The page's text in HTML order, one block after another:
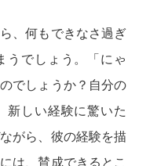
、何もできなさ過ぎ
うでしょう。「にゃ
でしょうか？自分の
新しい経験に驚いた
がら、彼の経験を描
は、賛成できるとこ